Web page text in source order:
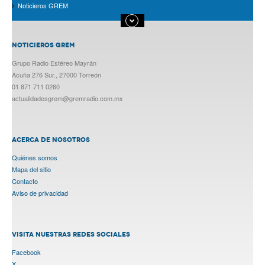
Noticieros GREM
NOTICIEROS GREM
Grupo Radio Estéreo Mayrán
Acuña 276 Sur., 27000 Torreón
01 871 711 0260
actualidadesgrem@gremradio.com.mx
ACERCA DE NOSOTROS
Quiénes somos
Mapa del sitio
Contacto
Aviso de privacidad
VISITA NUESTRAS REDES SOCIALES
Facebook